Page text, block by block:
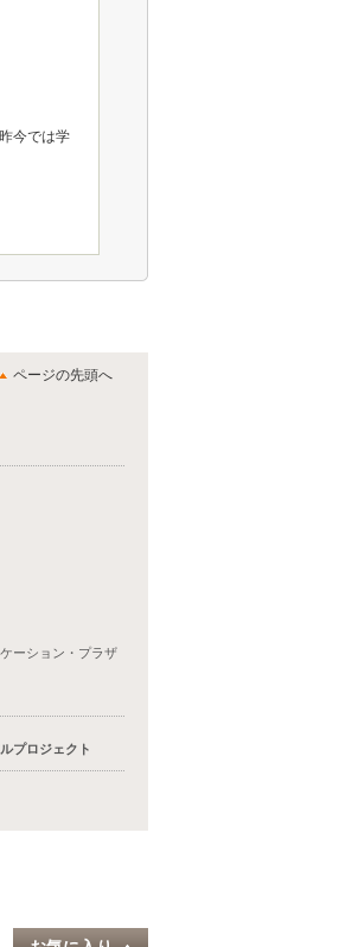
今では学
ページの先頭へ
ーション・プラザ
プロジェクト